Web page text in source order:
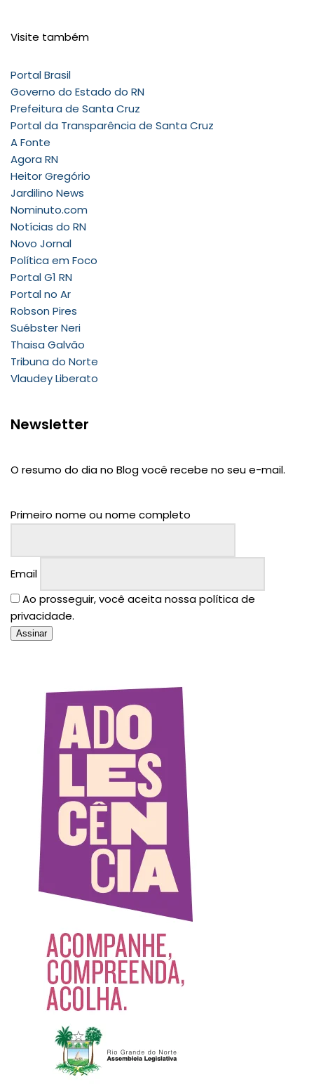
Visite também
Portal Brasil
Governo do Estado do RN
Prefeitura de Santa Cruz
Portal da Transparência de Santa Cruz
A Fonte
Agora RN
Heitor Gregório
Jardilino News
Nominuto.com
Notícias do RN
Novo Jornal
Política em Foco
Portal G1 RN
Portal no Ar
Robson Pires
Suébster Neri
Thaisa Galvão
Tribuna do Norte
Vlaudey Liberato
Newsletter
O resumo do dia no Blog você recebe no seu e-mail.
Primeiro nome ou nome completo
Email
Ao prosseguir, você aceita nossa política de
privacidade.